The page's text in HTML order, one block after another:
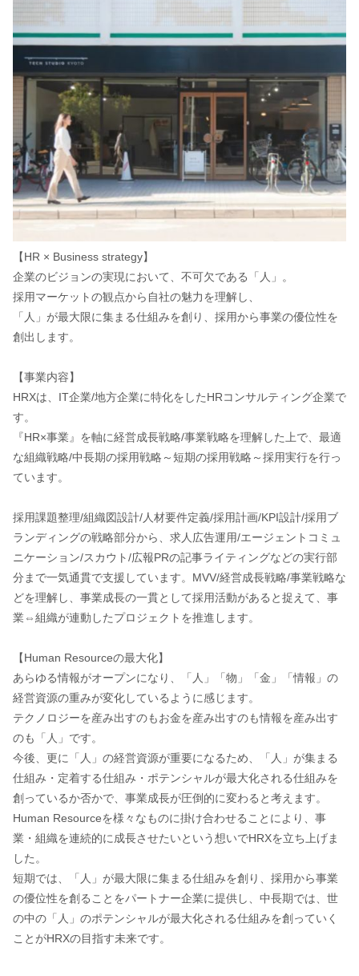
【HR × Business strategy】
企業のビジョンの実現において、不可欠である「人」。
採用マーケットの観点から自社の魅力を理解し、
「人」が最大限に集まる仕組みを創り、採用から事業の優位性を
創出します。
【事業内容】
HRXは、IT企業/地方企業に特化をしたHRコンサルティング企業で
す。
『HR×事業』を軸に経営成長戦略/事業戦略を理解した上で、最適
な組織戦略/中長期の採用戦略～短期の採用戦略～採用実行を行っ
ています。
採用課題整理/組織図設計/人材要件定義/採用計画/KPI設計/採用ブ
ランディングの戦略部分から、求人広告運用/エージェントコミュ
ニケーション/スカウト/広報PRの記事ライティングなどの実行部
分まで一気通貫で支援しています。MVV/経営成長戦略/事業戦略な
どを理解し、事業成長の一貫として採用活動があると捉えて、事
業⇔組織が連動したプロジェクトを推進します。
【Human Resourceの最大化】
あらゆる情報がオープンになり、「人」「物」「金」「情報」の
経営資源の重みが変化しているように感じます。
テクノロジーを産み出すのもお金を産み出すのも情報を産み出す
のも「人」です。
今後、更に「人」の経営資源が重要になるため、「人」が集まる
仕組み・定着する仕組み・ポテンシャルが最大化される仕組みを
創っているか否かで、事業成長が圧倒的に変わると考えます。
Human Resourceを様々なものに掛け合わせることにより、事
業・組織を連続的に成長させたいという想いでHRXを立ち上げま
した。
短期では、「人」が最大限に集まる仕組みを創り、採用から事業
の優位性を創ることをパートナー企業に提供し、中長期では、世
の中の「人」のポテンシャルが最大化される仕組みを創っていく
ことがHRXの目指す未来です。